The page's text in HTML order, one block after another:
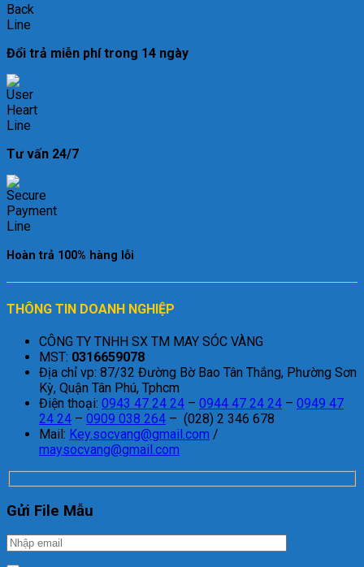
Đổi trả miễn phí trong 14 ngày
Tư vấn 24/7
Hoàn trả 100% hàng lỗi
THÔNG TIN DOANH NGHIỆP
CÔNG TY TNHH SX TM MAY SÓC VÀNG
MST: 0316659078
Địa chỉ vp: 87/32 Đường Bờ Bao Tân Thắng, Phường Sơn
Kỳ, Quận Tân Phú, Tphcm
Điện thoại: 0943 47 24 24 – 0944 47 24 24 – 0949 47
24 24 – 0909 038 264 – (028) 2 346 678
Mail: Key.socvang@gmail.com /
maysocvang@gmail.com
Gửi File Mẫu